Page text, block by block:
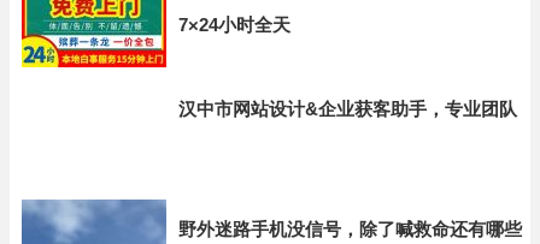
7×24小时全天
汉中市网站设计&企业获客助手，专业团队
野外迷路手机没信号，除了喊救命还有哪些